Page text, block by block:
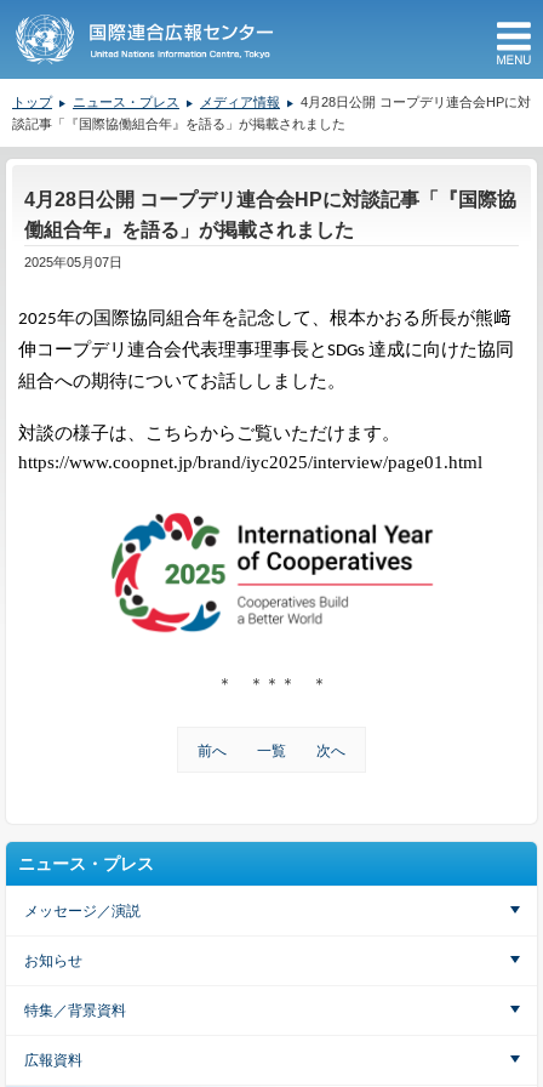
トップ ニュース・プレス メディア情報
4月28日公開 コープデリ連合会HPに対
談記事「『国際協働組合年』を語る」が掲載されました
4月28日公開 コープデリ連合会HPに対談記事「『国際協
働組合年』を語る」が掲載されました
2025年05月07日
2025年の国際協同組合年を記念して、根本かおる所長が熊﨑
伸コープデリ連合会代表理事理事長と SDGs 達成に向けた協同
組合への期待についてお話ししました。
対談の様子は、こちらからご覧いただけます。
https://www.coopnet.jp/brand/iyc2025/interview/page01.html
＊ ＊＊＊ ＊
前へ 一覧 次へ
ニュース・プレス
メッセージ／演説
お知らせ
特集／背景資料
広報資料